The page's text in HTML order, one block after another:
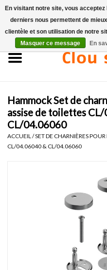
Accueil
Ensembles de lave-mains
Lave-mains
Accessoires de salle de bain
Hammock Set de
assise de toilettes
CL/04.06060
ACCUEIL /SET DE CHARNIÈRES
CL/04.06040 & CL/04.06060
En visitant notre site, vous
derniers nous permettent de
clientèle et son utilisation de notre
Masquer ce message
En